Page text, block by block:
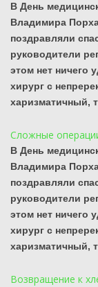
В День
Владимира
поздравляли
руководители
этом нет ничего
хирург с
харизматичный,
Сложные
В День
Владимира
поздравляли
руководители
этом нет ничего
хирург с
харизматичный,
Возвращение к